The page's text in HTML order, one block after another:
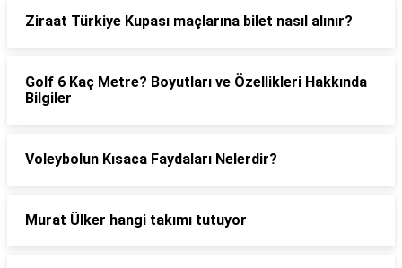
Ziraat Türkiye Kupası maçlarına bilet nasıl alınır?
Golf 6 Kaç Metre? Boyutları ve Özellikleri Hakkında
Bilgiler
Voleybolun Kısaca Faydaları Nelerdir?
Murat Ülker hangi takımı tutuyor